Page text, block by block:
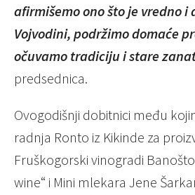
afirmišemo ono što je vredno i
Vojvodini, podržimo domaće
očuvamo tradiciju i stare
predsednica.
Ovogodišnji dobitnici među
radnja Ronto iz Kikinde za
Fruškogorski vinogradi
wine“ i Mini mlekara Jene